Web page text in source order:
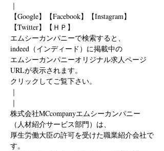
｜
【Google】【Facebook】【Instagram】
【Twitter】【ＨＰ】
エムシーカンパニーで検索すると、
indeed（インディード）に掲載中の
エムシーカンパニーオリジナル求人ページ
URLが表示されます。
クリックしてご覧下さい。
｜
｜
株式会社MCcompanyエムシーカンパニー
（人材紹介サービス部門）は、
厚生労働大臣の許可を受けた職業紹介会社で
す。